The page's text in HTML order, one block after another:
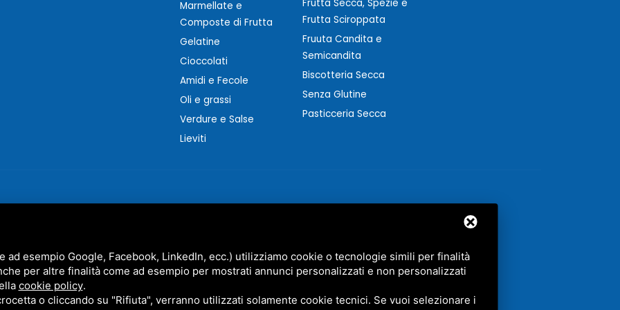
Marmellate e
Composte di Frutta
Gelatine
Cioccolati
Amidi e Fecole
Oli e grassi
Verdure e Salse
Lieviti
Frutta Secca, Spezie e
Frutta Sciroppata
Fruuta Candita e
Semicandita
Biscotteria Secca
Senza Glutine
Pasticceria Secca
MARZOCCHI SRL • P.IVA 01942630383 • PRIVACY•SITEMAP
SITO È PROTETTO DA GOOGLE RECAPTCHA V3,
ad esempio Google, Facebook, LinkedIn, ecc.) utilizziamo cookie o tecnologie simili per finalità
per altre finalità come ad esempio per mostrati annunci personalizzati e non personalizzati
cookie policy.
o cliccando su "Rifiuta", verranno utilizzati solamente cookie tecnici. Se vuoi selezionare i